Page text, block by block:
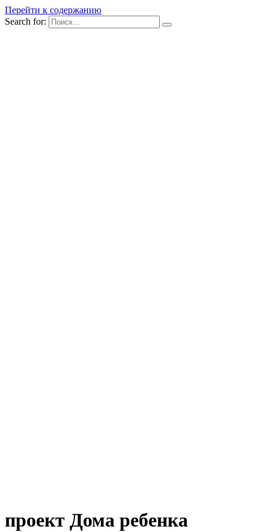
Перейти к содержанию
Search for:
проект Дома ребенка